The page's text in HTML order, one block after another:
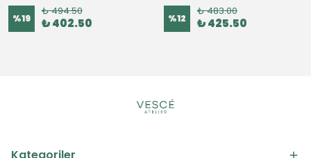
%19
₺ 494.50
₺ 402.50 %12
₺ 483.00
₺ 425.50